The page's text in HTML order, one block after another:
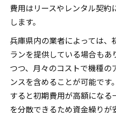
費用はリースやレンタル契約
します。
兵庫県内の業者によっては、
ランを提供している場合もあ
つつ、月々のコストで機種の
ンスを含めることが可能です
すると初期費用が高額になる
を分散できるため資金繰りが